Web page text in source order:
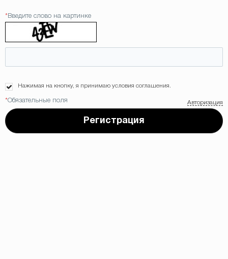
*Введите слово на картинке
Нажимая на кнопку, я принимаю условия соглашения.
*Обязательные поля Авторизация